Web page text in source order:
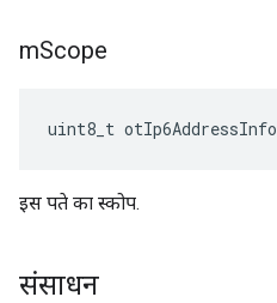
mScope
uint8_t otIp6AddressInfo
इस पते का स्कोप.
संसाधन